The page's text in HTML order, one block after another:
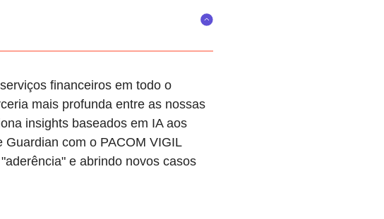
financeiros em todo o
mais profunda entre as nossas
insights baseados em IA aos
com o PACOM VIGIL
e abrindo novos casos